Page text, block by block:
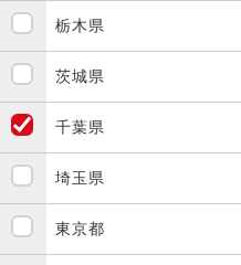
栃木県
茨城県
千葉県
埼玉県
東京都